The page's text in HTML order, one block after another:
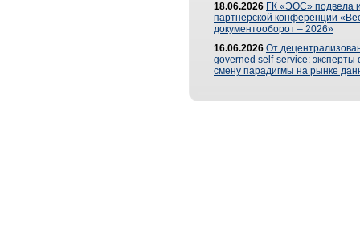
18.06.2026 ГК «ЭОС» подвела
партнерской конференции
документооборот – 2026»
16.06.2026 От
governed self-service: эксперты
смену парадигмы на рынке